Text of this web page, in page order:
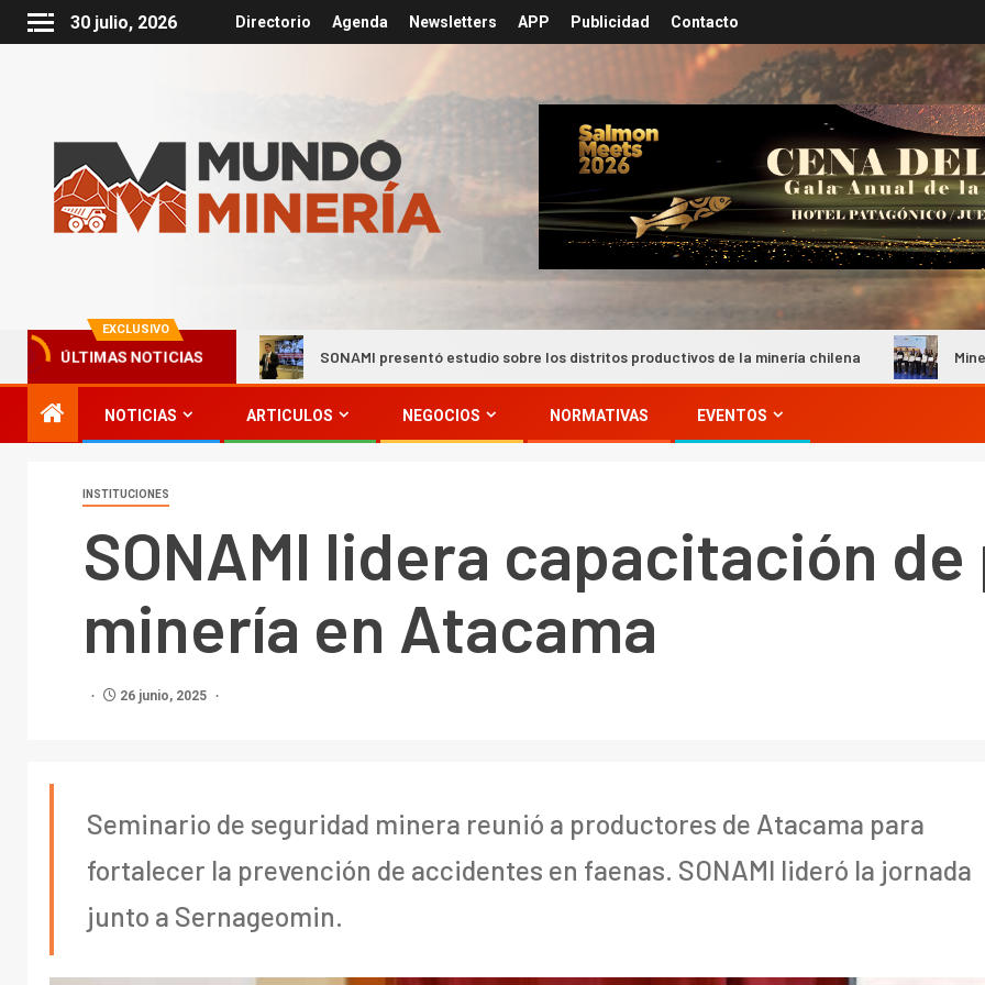
30 julio, 2026 Directorio Agenda Newsletters APP Publicidad Contacto
EXCLUSIVO
ÚLTIMAS NOTICIAS
locales SONAMI presentó estudio sobre los distritos productivos de la minería chilena Minera Meridian El
NOTICIAS ARTICULOS NEGOCIOS NORMATIVAS EVENTOS
INSTITUCIONES
SONAMI lidera capacitación
minería en Atacama
26 junio, 2025
Seminario de seguridad minera reunió a productores de Atacama para
fortalecer la prevención de accidentes en faenas. SONAMI lideró la jornada
junto a Sernageomin.